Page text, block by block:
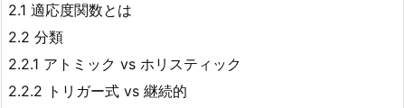
2.1 適応度関数とは
2.2 分類
2.2.1 アトミック vs ホリスティック
2.2.2 トリガー式 vs 継続的